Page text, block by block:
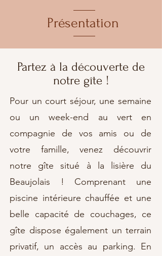
Présentation
Partez à la découverte de
notre gîte !
Pour un court séjour, une semaine
ou un week-end au vert en
compagnie de vos amis ou de
votre famille, venez découvrir
notre gîte situé à la lisière du
Beaujolais ! Comprenant une
piscine intérieure chauffée et une
belle capacité de couchages, ce
gîte dispose également un terrain
privatif, un accès au parking. En